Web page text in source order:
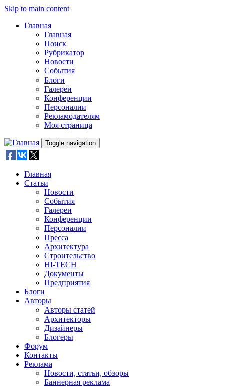
Skip to main content
Главная
Главная
Поиск
Рубрикатор
Новости
События
Блоги
Галереи
Конференции
Персоналии
Рекламодателям
Моя страница
Toggle navigation
Главная
Статьи
Новости
События
Галереи
Конференции
Персоналии
Пресса
Архитектура
Строительство
HI-TECH
Документы
Предприятия
Блоги
Авторы
Авторы статей
Архитекторы
Дизайнеры
Блогеры
Форум
Контакты
Реклама
Новости, статьи, обзоры
Баннерная реклама